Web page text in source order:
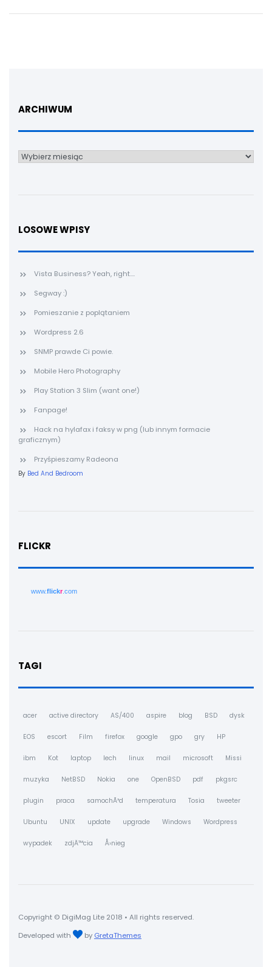
ARCHIWUM
Archiwum
LOSOWE WPISY
Vista Business? Yeah, right....
Segway :)
Pomieszanie z poplątaniem
Wordpress 2.6
SNMP prawde Ci powie.
Mobile Hero Photography
Play Station 3 Slim (want one!)
Fanpage!
Hack na hylafax i faksy w png (lub innym formacie
graficznym)
Przyśpieszamy Radeona
By Bed And Bedroom
FLICKR
www.flickr.com
TAGI
acer active directory AS/400 aspire blog BSD dysk
EOS escort Film firefox google gpo gry HP
ibm Kot laptop lech linux mail microsoft Missi
muzyka NetBSD Nokia one OpenBSD pdf pkgsrc
plugin praca samochÃ³d temperatura Tosia tweeter
Ubuntu UNIX update upgrade Windows Wordpress
wypadek zdjÄ™cia Å›nieg
Copyright © DigiMag Lite 2018 • All rights reserved.
Developed with
by GretaThemes